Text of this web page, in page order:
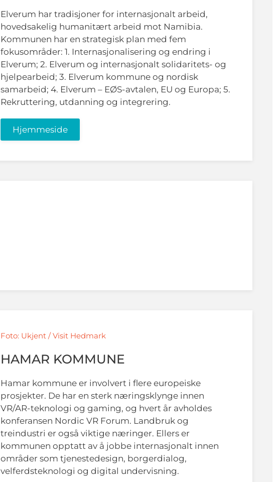
Elverum har tradisjoner for internasjonalt arbeid,
hovedsakelig humanitært arbeid mot Namibia.
Kommunen har en strategisk plan med fem
fokusområder: 1. Internasjonalisering og endring i
Elverum; 2. Elverum og internasjonalt solidaritets- og
hjelpearbeid; 3. Elverum kommune og nordisk
samarbeid; 4. Elverum – EØS-avtalen, EU og Europa; 5.
Rekruttering, utdanning og integrering.
Hjemmeside
Foto: Ukjent / Visit Hedmark
HAMAR KOMMUNE
Hamar kommune er involvert i flere europeiske
prosjekter. De har en sterk næringsklynge innen
VR/AR-teknologi og gaming, og hvert år avholdes
konferansen Nordic VR Forum. Landbruk og
treindustri er også viktige næringer. Ellers er
kommunen opptatt av å jobbe internasjonalt innen
områder som tjenestedesign, borgerdialog,
velferdsteknologi og digital undervisning.